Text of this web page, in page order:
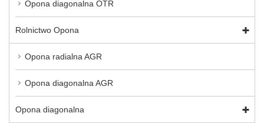
Opona diagonalna OTR
Rolnictwo Opona
Opona radialna AGR
Opona diagonalna AGR
Opona diagonalna